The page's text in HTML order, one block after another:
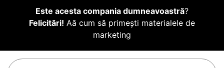
Este acesta compania dumneavoastră?
Felicitări! Aă cum să primești materialele de
marketing